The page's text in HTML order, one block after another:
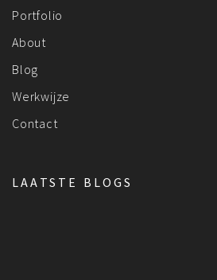
Portfolio
About
Blog
Werkwijze
Contact
LAATSTE BLOGS